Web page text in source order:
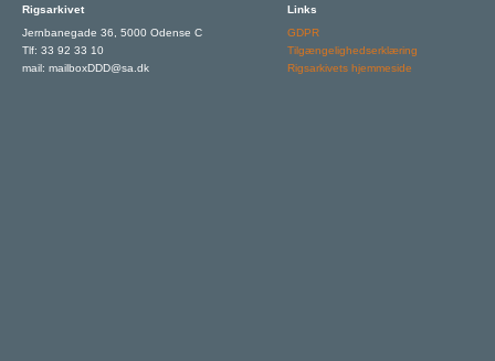
Rigsarkivet
Jernbanegade 36, 5000 Odense C
Tlf: 33 92 33 10
mail: mailboxDDD@sa.dk
Links
GDPR
Tilgængelighedserklæring
Rigsarkivets hjemmeside